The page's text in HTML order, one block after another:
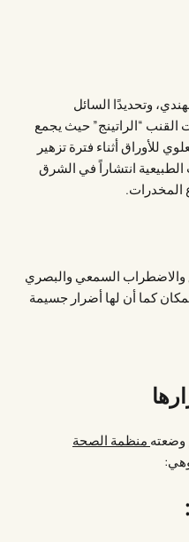
وتحديدًا السائل
“الراتينج” حيث يجمع
للأوراق أثناء فترة تزهير
الطبيعية انتشاراً في الشرق
المخدرات.
والاضطراب السمعي والبصري
كما أن لها أضرار جسيمة
منظمة الصحة